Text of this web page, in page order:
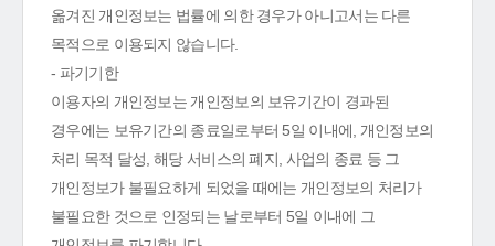
옮겨진 개인정보는 법률에 의한 경우가 아니고서는 다른
목적으로 이용되지 않습니다.
- 파기기한
이용자의 개인정보는 개인정보의 보유기간이 경과된
경우에는 보유기간의 종료일로부터 5일 이내에, 개인정보의
처리 목적 달성, 해당 서비스의 폐지, 사업의 종료 등 그
개인정보가 불필요하게 되었을 때에는 개인정보의 처리가
불필요한 것으로 인정되는 날로부터 5일 이내에 그